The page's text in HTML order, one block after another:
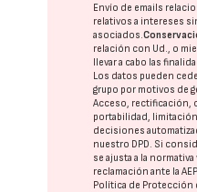
Envío de emails
relativos a intereses
asociados.
relación con Ud., o
llevar a cabo las
Los datos pueden
grupo por motivos de
Acceso, rectificación,
portabilidad,
decisiones
nuestro DPD. Si
se ajusta a la
reclamación ante la
Política de Protección